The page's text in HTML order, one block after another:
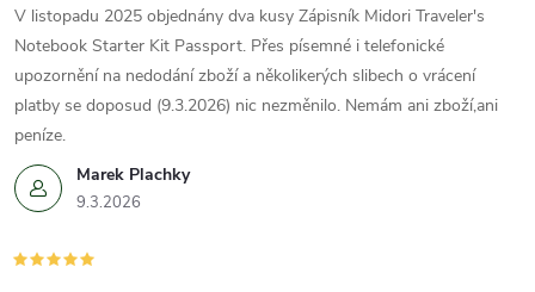
Marek Plachky
9.3.2026
V listopadu 2025 objednány dva kusy Zápisník Midori Traveler's
Notebook Starter Kit Passport. Přes písemné i telefonické
upozornění na nedodání zboží a několikerých slibech o vrácení
platby se doposud (9.3.2026) nic nezměnilo. Nemám ani zboží,ani
peníze.